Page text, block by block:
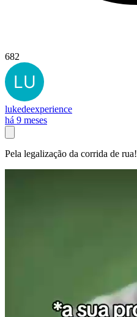
682
lukedeexperience
há 9 meses
Pela legalização da corrida de rua!